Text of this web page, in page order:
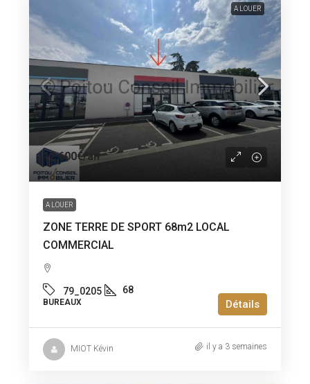
A LOUER
12 600€/an
A LOUER
ZONE TERRE DE SPORT 68m2 LOCAL
COMMERCIAL
79_0205 68
BUREAUX Détails
MIOT Kévin il y a 3 semaines